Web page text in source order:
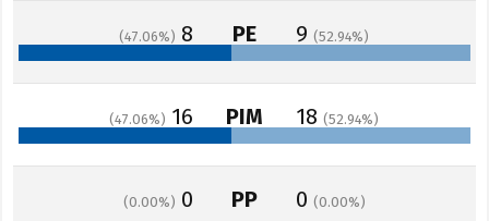
47.06 8 PE 9 52.94
47.06 16 PIM 18 52.94
0.00 0 PP 0 0.00